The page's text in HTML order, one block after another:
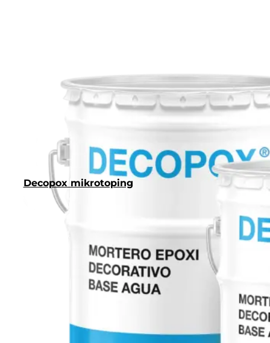
Decopox mikrotoping